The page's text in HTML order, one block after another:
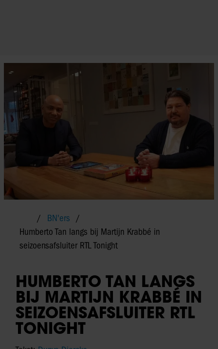
BN'ers
Humberto Tan langs bij Martijn Krabbé in
seizoensafsluiter RTL Tonight
HUMBERTO TAN LANGS
BIJ MARTIJN KRABBÉ IN
SEIZOENSAFSLUITER RTL
TONIGHT